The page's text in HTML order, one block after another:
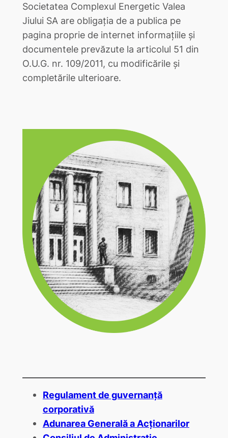
Societatea Complexul Energetic Valea
Jiului SA are obligația de a publica pe
pagina proprie de internet informațiile și
documentele prevăzute la articolul 51 din
O.U.G. nr. 109/2011, cu modificările și
completările ulterioare.
Regulament de guvernanță
corporativă
Adunarea Generală a Acționarilor